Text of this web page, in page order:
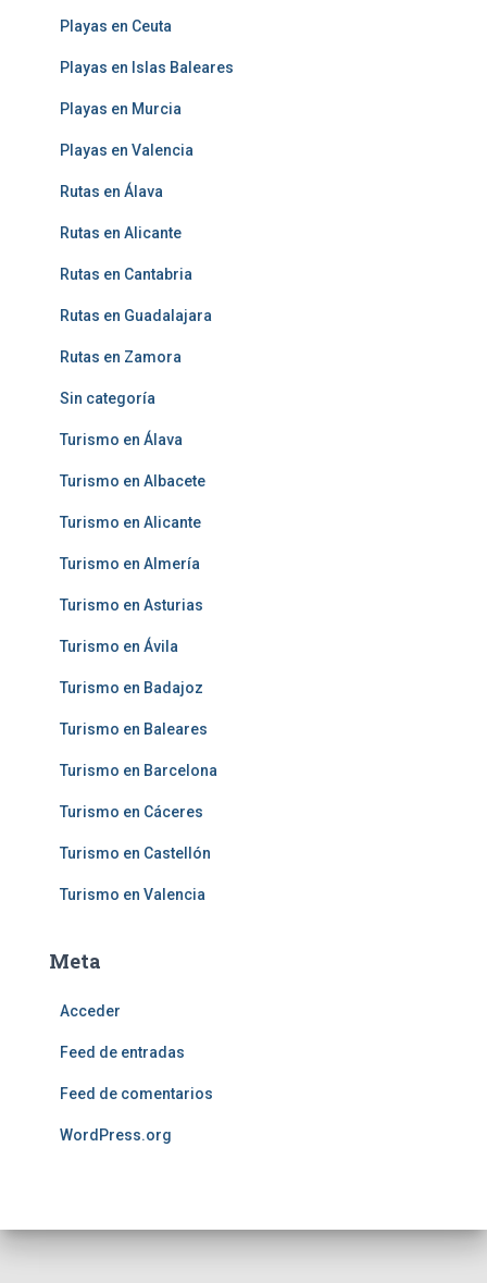
Playas en Ceuta
Playas en Islas Baleares
Playas en Murcia
Playas en Valencia
Rutas en Álava
Rutas en Alicante
Rutas en Cantabria
Rutas en Guadalajara
Rutas en Zamora
Sin categoría
Turismo en Álava
Turismo en Albacete
Turismo en Alicante
Turismo en Almería
Turismo en Asturias
Turismo en Ávila
Turismo en Badajoz
Turismo en Baleares
Turismo en Barcelona
Turismo en Cáceres
Turismo en Castellón
Turismo en Valencia
Meta
Acceder
Feed de entradas
Feed de comentarios
WordPress.org